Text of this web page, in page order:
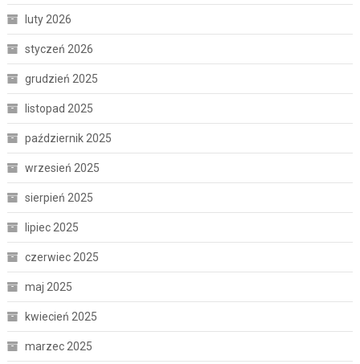
luty 2026
styczeń 2026
grudzień 2025
listopad 2025
październik 2025
wrzesień 2025
sierpień 2025
lipiec 2025
czerwiec 2025
maj 2025
kwiecień 2025
marzec 2025